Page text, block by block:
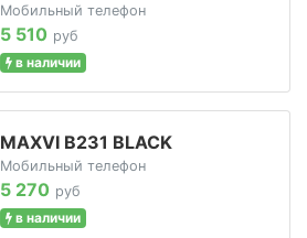
Мобильный телефон
5 510 руб
в наличии
MAXVI B231 BLACK
Мобильный телефон
5 270 руб
в наличии